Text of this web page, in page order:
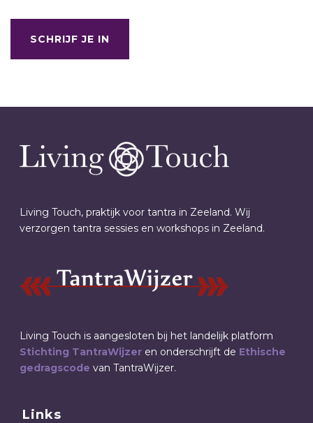
SCHRIJF JE IN
Living Touch, praktijk voor tantra in Zeeland. Wij
verzorgen tantra sessies en workshops in Zeeland.
Living Touch is aangesloten bij het landelijk platform
Stichting TantraWijzer en onderschrijft de Ethische
gedragscode van TantraWijzer.
Links